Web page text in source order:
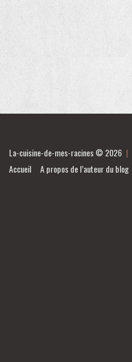
La-cuisine-de-mes-racines© 2026 |
Accueil
A propos de l’auteur du blog